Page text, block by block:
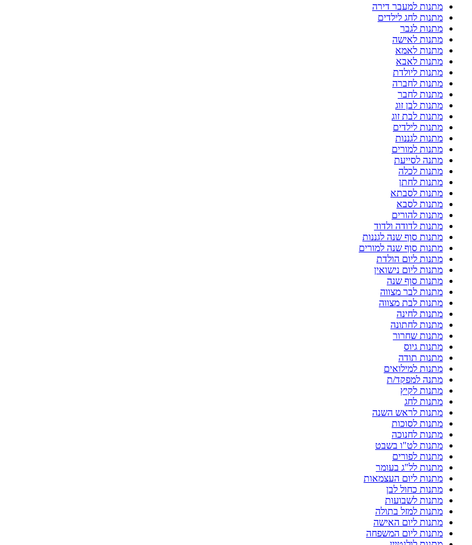
מתנות למעבר דירה
מתנות לחג לילדים
מתנות לגבר
מתנות לאישה
מתנות לאמא
מתנות לאבא
מתנות ליולדת
מתנות לחברה
מתנות לחבר
מתנות לבן זוג
מתנות לבת זוג
מתנות לילדים
מתנות לגננות
מתנות למורים
מתנה לסייעת
מתנות לכלה
מתנות לחתן
מתנות לסבתא
מתנות לסבא
מתנות להורים
מתנות לדודה ולדוד
מתנות סוף שנה לגננות
מתנות סוף שנה למורים
מתנות ליום הולדת
מתנות ליום נישואין
מתנות סוף שנה
מתנות לבר מצווה
מתנות לבת מצווה
מתנות לחינה
מתנות לחתונה
מתנות שחרור
מתנות גיוס
מתנות תודה
מתנות למילואים
מתנה למפקד/ת
מתנות לקיץ
מתנות לחג
מתנות לראש השנה
מתנות לסוכות
מתנות לחנוכה
מתנות לט"ו בשבט
מתנות לפורים
מתנות לל"ג בעומר
מתנות ליום העצמאות
מתנות כחול לבן
מתנות לשבועות
מתנות למזל בתולה
מתנות ליום האישה
מתנות ליום המשפחה